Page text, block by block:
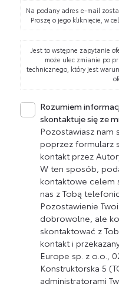
Na podany adres e-mail
Proszę o jego kliknięcie, w
Jest to wstępne zapytanie
może ulec zmianie po
technicznego, który jest
Rozumiem
skontaktuje się ze
Pozostawiasz
poprzez formularz
kontakt przez
W ten sposób,
kontaktowe celem
nas z Tobą
Pozostawienie
dobrowolne, ale
skontaktować z
kontakt i
Europe sp. z o.o.,
Konstruktorska 5
administratorami